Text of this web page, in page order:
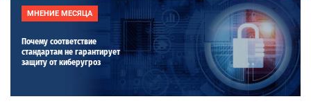
МНЕНИЕ МЕСЯЦА
Почему соответствие
стандартам не гарантирует
защиту от киберугроз